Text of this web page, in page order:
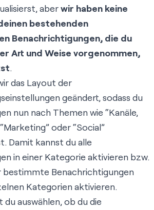
aberwir haben keine
bestehenden
Benachrichtigungen, die du
Art und Weise vorgenommen,
.
das Layout der
geändert, sodass du
nun nach Themen wie “Kanäle,
oder “Social”
Damit kannst du alle
in einer Kategorie aktivieren bzw.
bestimmte Benachrichtigungen
Kategorien aktivieren.
auswählen, ob du die